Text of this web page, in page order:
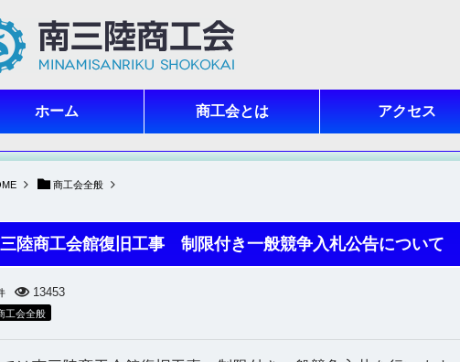
ホーム 商工会とは アクセス
商工会全般
陸商工会館復旧工事 制限付き一般競争入札公告について
13453
工会全般